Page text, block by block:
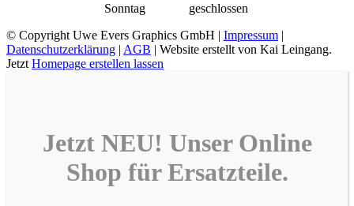
Sonntag
geschlossen
© Copyright Uwe Evers Graphics GmbH | Impressum |
Datenschutzerklärung | AGB | Website erstellt von Kai Leingang.
Jetzt Homepage erstellen lassen
Jetzt NEU! Unser Online
Shop fürErsatzteile.